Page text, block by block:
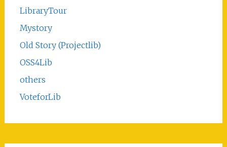
LibraryTour
Mystory
Old Story (Projectlib)
OSS4Lib
others
VoteforLib